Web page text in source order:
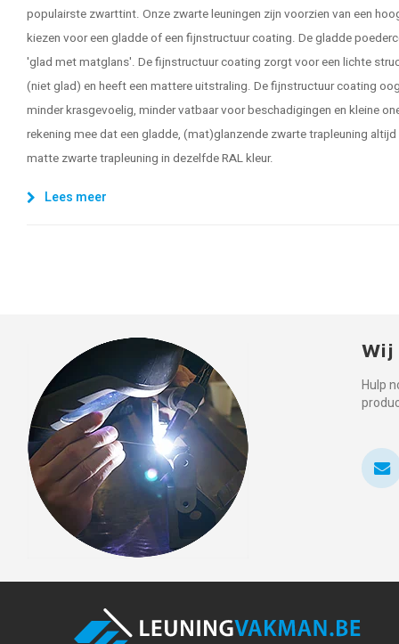
populairste zwarttint. Onze zwarte leuningen zijn voorzien van een
kiezen voor een gladde of een fijnstructuur coating. De gladde
'glad met matglans'. De fijnstructuur coating zorgt voor een lichte
(niet glad) en heeft een mattere uitstraling. De fijnstructuur coating
minder krasgevoelig, minder vatbaar voor beschadigingen en kleine
rekening mee dat een gladde, (mat)glanzende zwarte trapleuning
matte zwarte trapleuning in dezelfde RAL kleur.
Lees meer
Wij
Hulp